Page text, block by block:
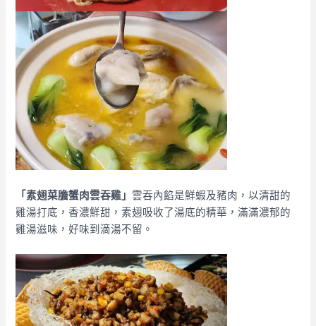
「素翅菜膽蟹肉雲吞雞」雲吞內餡是鮮蝦及豬肉，以清甜的
雞湯打底，香濃鮮甜，素翅吸收了湯底的精華，滿滿濃郁的
雞湯滋味，好味到滴湯不留。